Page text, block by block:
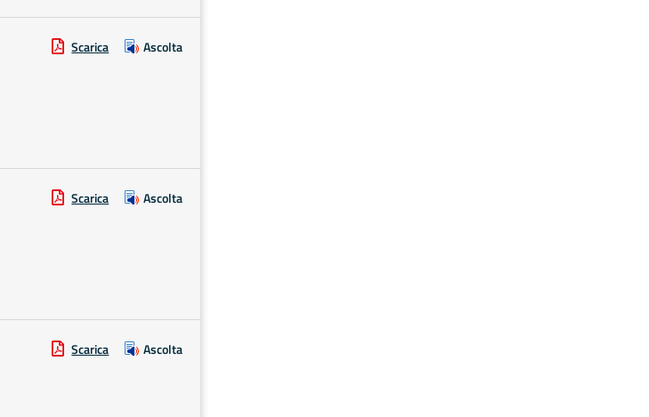
Scarica Ascolta
Scarica Ascolta
Scarica Ascolta